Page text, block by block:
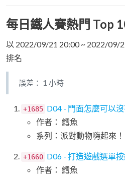
每日鐵人賽熱門 Top
以 2022/09/21 20:00 ~ 2022/09/
排名
誤差： 1 小時
+1685 D04 - 門面怎麼可以
作者： 鱈魚
系列：派對動物嗨起來！
+1660 D06 - 打造遊戲選單
作者： 鱈魚